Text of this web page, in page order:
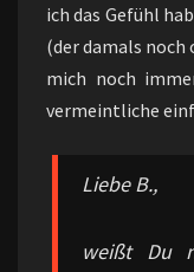
ich das Gefühl
(der damals noch
mich noch
vermeintliche
Liebe B.,
weißt Du